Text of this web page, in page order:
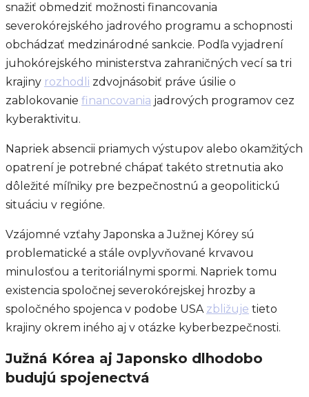
snažiť obmedziť možnosti financovania
severokórejského jadrového programu a schopnosti
obchádzať medzinárodné sankcie. Podľa vyjadrení
juhokórejského ministerstva zahraničných vecí sa tri
krajiny rozhodli zdvojnásobiť práve úsilie o
zablokovanie financovania jadrových programov cez
kyberaktivitu.
Napriek absencii priamych výstupov alebo okamžitých
opatrení je potrebné chápať takéto stretnutia ako
dôležité míľniky pre bezpečnostnú a geopolitickú
situáciu v regióne.
Vzájomné vzťahy Japonska a Južnej Kórey sú
problematické a stále ovplyvňované krvavou
minulosťou a teritoriálnymi spormi. Napriek tomu
existencia spoločnej severokórejskej hrozby a
spoločného spojenca v podobe USA zbližuje tieto
krajiny okrem iného aj v otázke kyberbezpečnosti.
Južná Kórea aj Japonsko dlhodobo
budujú spojenectvá